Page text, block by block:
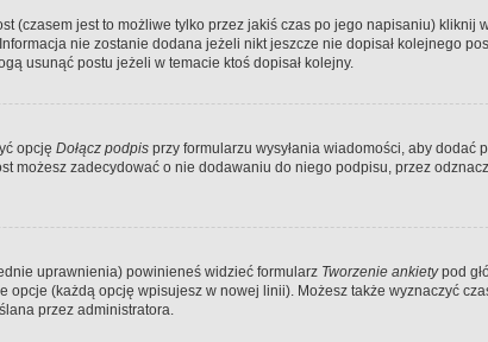
(czasem jest to możliwe tylko przez jakiś czas po jego napisaniu) kliknij
nie zostanie dodana jeżeli nikt jeszcze nie dopisał kolejnego
usunąć postu jeżeli w temacie ktoś dopisał kolejny.
opcję Dołącz podpis przy formularzu wysyłania wiadomości, aby dodać
zadecydować o nie dodawaniu do niego podpisu, przez
uprawnienia) powinieneś widzieć formularz Tworzenie ankietypod
(każdą opcję wpisujesz w nowej linii). Możesz także wyznaczyć
przez administratora.